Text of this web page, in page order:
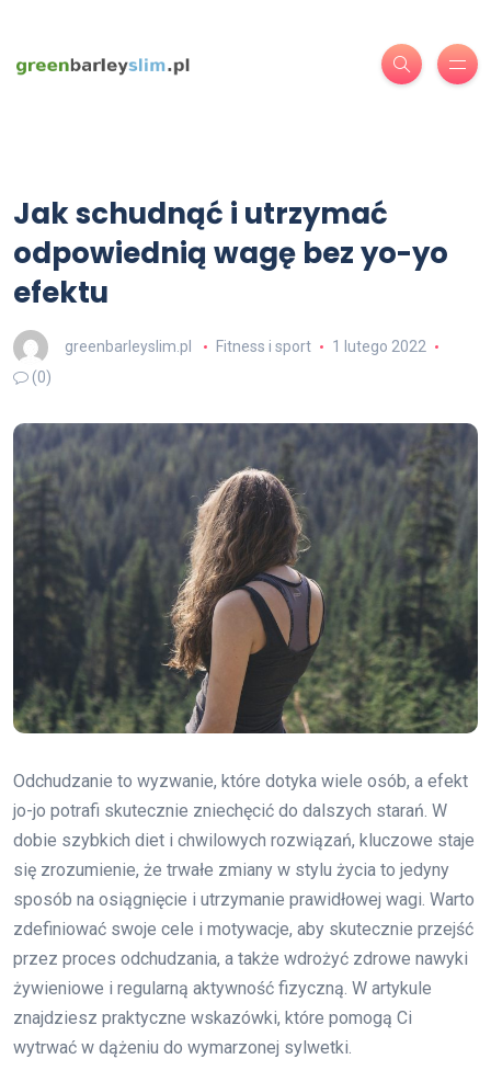
Jak schudnąć i utrzymać
odpowiednią wagę bez yo-yo
efektu
greenbarleyslim.pl Fitness i sport
1 lutego 2022
(0)
Odchudzanie to wyzwanie, które dotyka wiele osób, a efekt
jo-jo potrafi skutecznie zniechęcić do dalszych starań. W
dobie szybkich diet i chwilowych rozwiązań, kluczowe staje
się zrozumienie, że trwałe zmiany w stylu życia to jedyny
sposób na osiągnięcie i utrzymanie prawidłowej wagi. Warto
zdefiniować swoje cele i motywacje, aby skutecznie przejść
przez proces odchudzania, a także wdrożyć zdrowe nawyki
żywieniowe i regularną aktywność fizyczną. W artykule
znajdziesz praktyczne wskazówki, które pomogą Ci
wytrwać w dążeniu do wymarzonej sylwetki.